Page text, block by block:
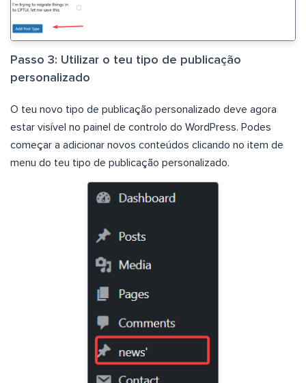
Passo 3: Utilizar o teu tipo de publicação
personalizado
O teu novo tipo de publicação personalizado deve agora
estar visível no painel de controlo do WordPress. Podes
começar a adicionar novos conteúdos clicando no item de
menu do teu tipo de publicação personalizado.